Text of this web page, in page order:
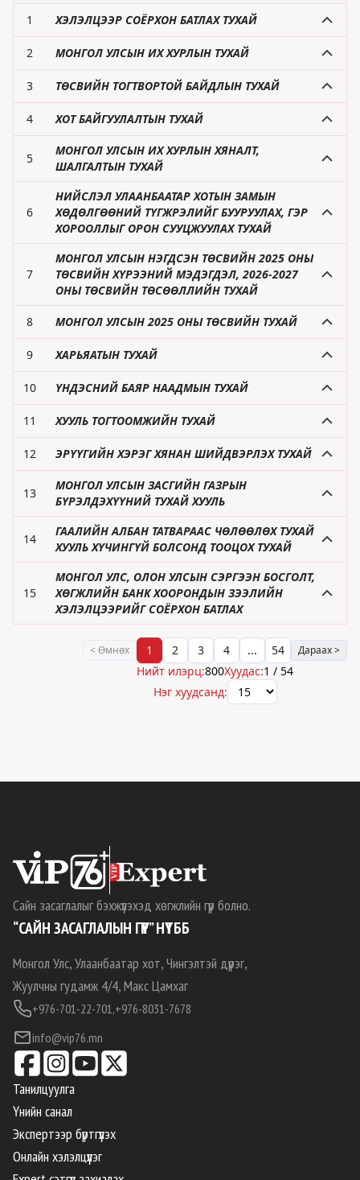
1 ХЭЛЭЛЦЭЭР СОЁРХОН БАТЛАХ ТУХАЙ
2 МОНГОЛ УЛСЫН ИХ ХУРЛЫН ТУХАЙ
3 ТӨСВИЙН ТОГТВОРТОЙ БАЙДЛЫН ТУХАЙ
4 ХОТ БАЙГУУЛАЛТЫН ТУХАЙ
5
МОНГОЛ УЛСЫН ИХ ХУРЛЫН ХЯНАЛТ,
ШАЛГАЛТЫН ТУХАЙ
6
НИЙСЛЭЛ УЛААНБААТАР ХОТЫН ЗАМЫН
ХӨДӨЛГӨӨНИЙ ТҮГЖРЭЛИЙГ БУУРУУЛАХ, ГЭР
ХОРООЛЛЫГ ОРОН СУУЦЖУУЛАХ ТУХАЙ
7
МОНГОЛ УЛСЫН НЭГДСЭН ТӨСВИЙН 2025 ОНЫ
ТӨСВИЙН ХҮРЭЭНИЙ МЭДЭГДЭЛ, 2026-2027
ОНЫ ТӨСВИЙН ТӨСӨӨЛЛИЙН ТУХАЙ
8 МОНГОЛ УЛСЫН 2025 ОНЫ ТӨСВИЙН ТУХАЙ
9 ХАРЬЯАТЫН ТУХАЙ
10 ҮНДЭСНИЙ БАЯР НААДМЫН ТУХАЙ
11 ХУУЛЬ ТОГТООМЖИЙН ТУХАЙ
12 ЭРҮҮГИЙН ХЭРЭГ ХЯНАН ШИЙДВЭРЛЭХ ТУХАЙ
13
МОНГОЛ УЛСЫН ЗАСГИЙН ГАЗРЫН
БҮРЭЛДЭХҮҮНИЙ ТУХАЙ ХУУЛЬ
14
ГААЛИЙН АЛБАН ТАТВАРААС ЧӨЛӨӨЛӨХ ТУХАЙ
ХУУЛЬ ХҮЧИНГҮЙ БОЛСОНД ТООЦОХ ТУХАЙ
15
МОНГОЛ УЛС, ОЛОН УЛСЫН СЭРГЭЭН БОСГОЛТ,
ХӨГЖЛИЙН БАНК ХООРОНДЫН ЗЭЭЛИЙН
ХЭЛЭЛЦЭЭРИЙГ СОЁРХОН БАТЛАХ
< Өмнөх 1 2 3 4 ... 54 Дараах >
Нийт илэрц:800Хуудас:1 / 54
Нэг хуудсанд:
Сайн засаглалыг бэхжүүлэхэд хөгжлийн гүүр болно.
“САЙН ЗАСАГЛАЛЫН ГҮҮР” НҮТББ
Монгол Улс, Улаанбаатар хот, Чингэлтэй дүүрэг,
Жуулчны гудамж 4/4, Макс Цамхаг
+976-701-22-701,+976-8031-7678
info@vip76.mn
Танилцуулга
Үнийн санал
Экспертээр бүртгүүлэх
Онлайн хэлэлцүүлэг